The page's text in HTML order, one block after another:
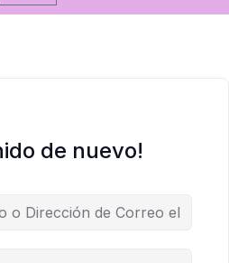
de nuevo!